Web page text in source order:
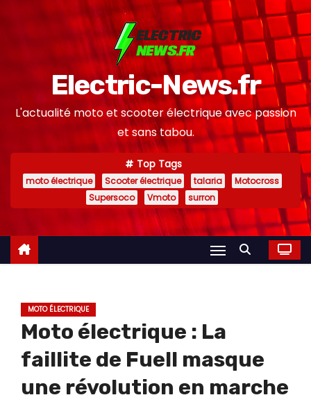
Electric-News.fr
L'actualité moto et scooter électrique avec passion
et sans tabou.
Top Tags
moto électrique Scooter électrique talaria
Motocross
Supersoco
Vmoto surron
MOTO ÉLECTRIQUE
Moto électrique : La
faillite de Fuell masque
une révolution en marche